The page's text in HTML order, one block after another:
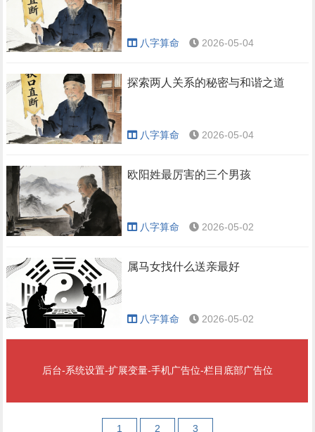
八字算命 2026-05-04
探索两人关系的秘密与和谐之道
八字算命 2026-05-04
欧阳姓最厉害的三个男孩
八字算命 2026-05-02
属马女找什么送亲最好
八字算命 2026-05-02
后台-系统设置-扩展变量-手机广告位-栏目底部广告位
1 2 3